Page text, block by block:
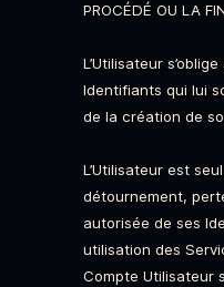
PROCÉDÉ OU LA
L’Utilisateur
Identifiants qui lui
de la création de
L’Utilisateur est
détournement,
autorisée de ses
utilisation des
Compte Utilisateur